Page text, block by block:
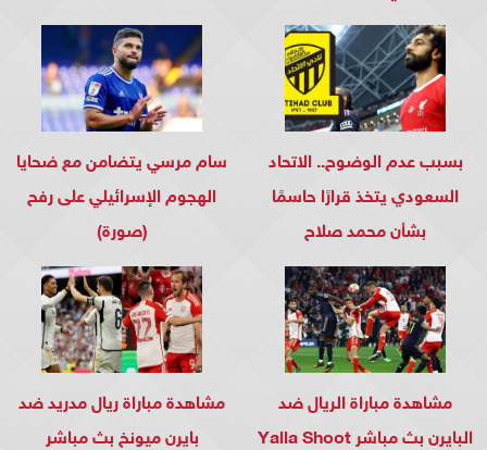
بسبب عدم الوضوح.. الاتحاد
السعودي يتخذ قرارًا حاسمًا
بشأن محمد صلاح
سام مرسي يتضامن مع ضحايا
الهجوم الإسرائيلي على رفح
(صورة)
مشاهدة مباراة الريال ضد
البايرن بث مباشر Yalla Shoot
مشاهدة مباراة ريال مدريد ضد
بايرن ميونخ بث مباشر